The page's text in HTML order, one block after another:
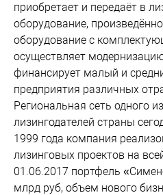
приобретает и передаёт в
оборудование,
оборудование с
осуществляет
финансирует малый и
предприятия различных
Региональная сеть одного
лизингодателей страны
1999 года компания
лизинговых проектов на
01.06.2017 портфель
млрд руб, объем нового